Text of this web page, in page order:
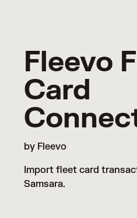
Fleevo
Card
by Fleevo
Import fleet card
Samsara.